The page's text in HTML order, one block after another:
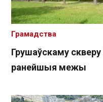
Грушаўскаму
ранейшыя межы
Грамадства